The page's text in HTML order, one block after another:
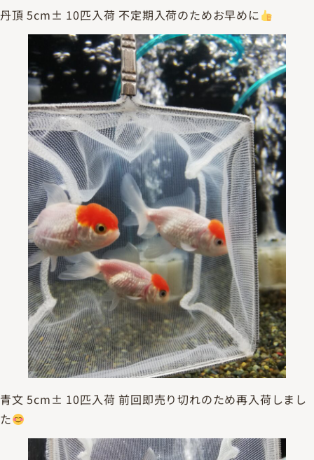
丹頂 5cm± 10匹入荷 不定期入荷のためお早めに
青文 5cm± 10匹入荷 前回即売り切れのため再入荷しまし
た